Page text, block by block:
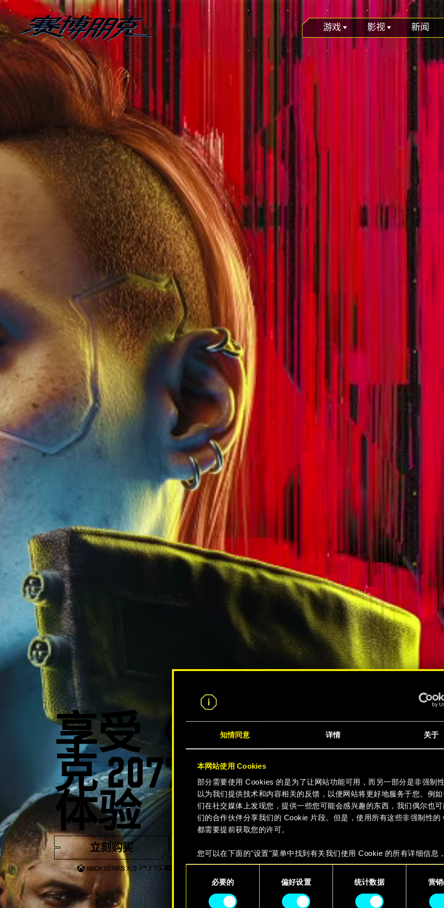
知情同意 详情 关于
本网站使用 Cookies
部分需要使用 Cookies 的是为了让网站功能可用，而另一部分是非强制
以为我们提供技术和内容相关的反馈，以便网站将更好地服务于您。例
们在社交媒体上发现您，提供一些您可能会感兴趣的东西，我们偶尔也
们的合作伙伴分享我们的 Cookie 片段。但是，使用所有这些非强制性的
都需要提前获取您的许可。
您可以在下面的"设置"菜单中找到有关我们使用 Cookie 的所有详细信息
整您对 Cookie 的偏好。一旦您了解了其中的内容并准备好继续，请点击
定"。
必要的 偏好设置 统计数据 营
游戏 影视 新闻
享受《赛博朋
克 2077》终极
体验
立刻购买 观看预告片